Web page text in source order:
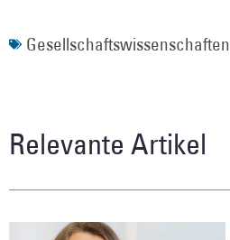
Gesellschaftswissenschaften
Relevante Artikel